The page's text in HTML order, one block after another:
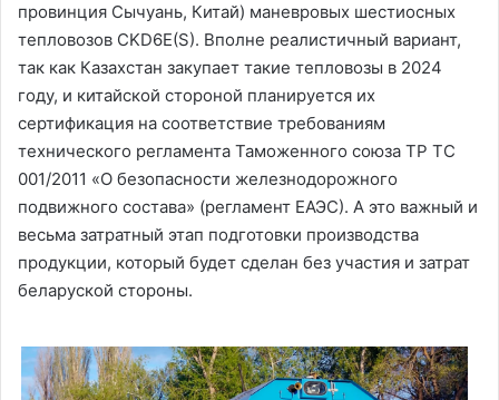
провинция Сычуань, Китай) маневровых шестиосных
тепловозов CKD6E(S). Вполне реалистичный вариант,
так как Казахстан закупает такие тепловозы в 2024
году, и китайской стороной планируется их
сертификация на соответствие требованиям
технического регламента Таможенного союза ТР ТС
001/2011 «О безопасности железнодорожного
подвижного состава» (регламент ЕАЭС). А это важный и
весьма затратный этап подготовки производства
продукции, который будет сделан без участия и затрат
беларуской стороны.